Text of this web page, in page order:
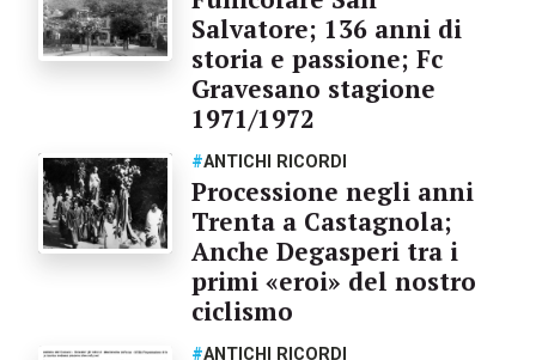
Salvatore; 136 anni di
storia e passione; Fc
Gravesano stagione
1971/1972
#ANTICHI RICORDI
Processione negli anni
Trenta a Castagnola;
Anche Degasperi tra i
primi «eroi» del nostro
ciclismo
#ANTICHI RICORDI